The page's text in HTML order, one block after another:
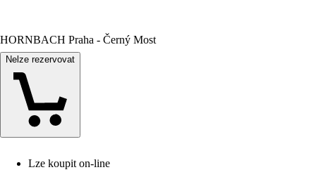
HORNBACH Praha - Černý Most
Nelze rezervovat
Lze koupit on-line